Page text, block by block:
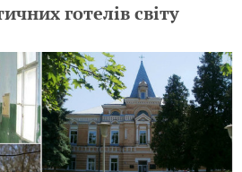
готелів світу